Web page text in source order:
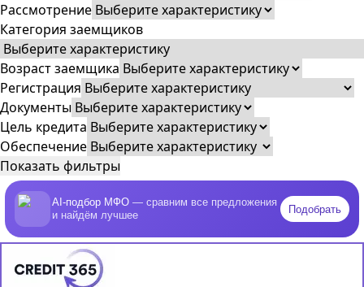
Рассмотрение
Категория заемщиков
Возраст заемщика
Регистрация
Документы
Цель кредита
Обеспечение
Показать фильтры
AI-подбор МФО — сравним все предложения
и найдём лучшее
Подобрать